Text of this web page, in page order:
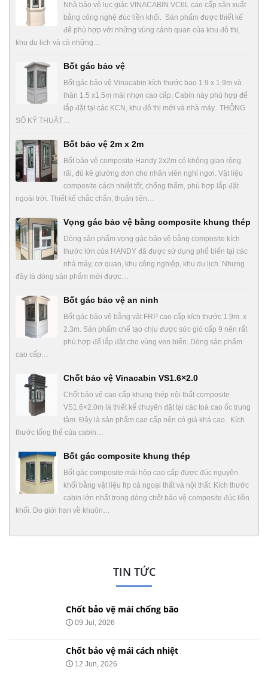
Nhà bảo vệ lục giác VINACABIN VC6L cao cấp sản xuất
bằng công nghệ đúc liền khối. Sản phẩm được thiết kế
để phù hợp với những vùng cảnh quan của khu đô thị,
khu du lịch và cả những…
Bốt gác bảo vệ
Bốt gác bảo vệ Vinacabin kích thước bao 1.9 x 1.9m và
thân 1.5 x1.5m mái nhọn cao cấp. Cabin này phù hợp để
lắp đặt tại các KCN, khu đô thị mới và nhà máy.. THÔNG
SỐ KỸ THUẬT…
Bốt bảo vệ 2m x 2m
Bốt bảo vệ composite Handy 2x2m có không gian rộng
rãi, đủ kê giường đơn cho nhân viên nghỉ ngơi. Vật liệu
composite cách nhiệt tốt, chống thấm, phù hợp lắp đặt
ngoài trời. Thiết kế chắc chắn, thuận tiện…
Vọng gác bảo vệ bằng composite khung thép
Dòng sản phẩm vọng gác bảo vệ bằng composite kích
thước lớn của HANDY đã được sử dụng phổ biến tại các
nhà máy, cơ quan, khu công nghiệp, khu du lịch. Nhưng
đây là dòng sản phẩm mới được…
Bốt gác bảo vệ an ninh
Bốt gác bảo vệ bằng vật FRP cao cấp kích thước 1.9m x
2.3m. Sản phẩm chế tạo chịu được sức gió cấp 9 nên rất
phù hợp để lắp đặt cho vùng ven biển. Dòng sản phẩm
cao cấp…
Chốt bảo vệ Vinacabin VS1.6×2.0
Chốt bảo vệ cao cấp khung thép nội thất composite
VS1.6×2.0m là thiết kế chuyên đặt tại các toà cao ốc trung
tâm. Đây là sản phẩm cao cấp nên có giá khá cao. Kích
thước tổng thể của cabin…
Bốt gác composite khung thép
Bốt gác composite mái hộp cao cấp được đúc nguyên
khối bằng vật liệu frp cả ngoại thất và nội thất. Kích thước
cabin lớn nhất trong dòng chốt bảo vệ composite đúc liền
khối. Do giới hạn về khuôn…
TIN TỨC
Chốt bảo vệ mái chống bão
09 Jul, 2026
Chốt bảo vệ mái cách nhiệt
12 Jun, 2026